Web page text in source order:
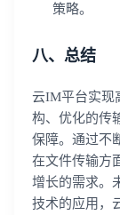
策略。
八、总结
云IM平台实现
构、优化的传
保障。通过不
在文件传输方
增长的需求。
技术的应用，